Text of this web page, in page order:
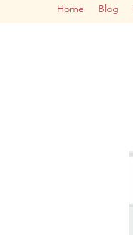
Home Blog